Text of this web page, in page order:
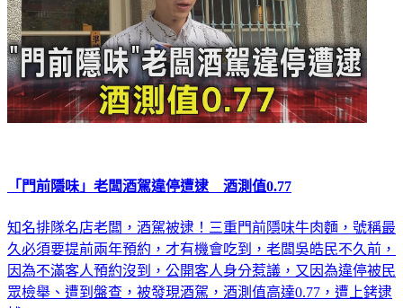
「門前隱味」老闆酒駕違停遭逮 酒測值0.77
知名排隊名店老闆，酒駕被逮！三重門前隱味牛肉麵，號稱最
久必須要提前兩年預約，才有機會吃到，老闆吳皓民不久前，
因為不滿客人預約沒到，公開客人身分惹議，又因為違停被民
眾檢舉、遭到盤查，被發現酒駕，酒測值高達0.77，遭上銬逮